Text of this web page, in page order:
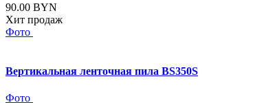
90.00 BYN
Хит продаж
Фото
Вертикальная ленточная пила BS350S
Фото